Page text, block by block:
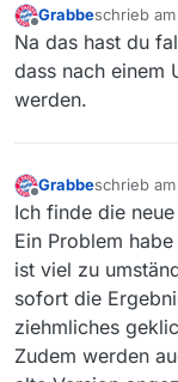
Offline
Grabbeschrieb am
zuletzt
Na das hast du
dass nach einem
werden.
Offline
Grabbeschrieb am
zuletzt
Ich finde die
Ein Problem
ist viel zu
sofort die
ziehmliches
Zudem werden